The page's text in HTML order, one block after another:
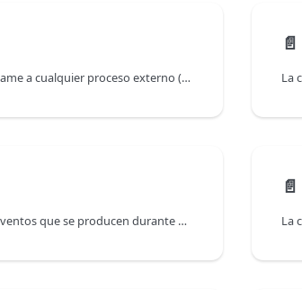
Los System workers permiten que el código 4D llame a cualquier proceso externo (un comando shell, PHP, etc.) en la misma máquina. Los workers del sistema se llaman de forma asíncrona. Mediante el uso de retrollamadas, 4D hace posible la comunicación en ambos sentidos.
📄️
La clase TCPEvent ofrece información sobre los eventos que se producen durante el ciclo de vida de una conexión TCP. Un evento se genera cuando se abre una TCPConnection y se utiliza normalmente en retrollamadas tales como onConnection, onData, onError y otras.
📄️